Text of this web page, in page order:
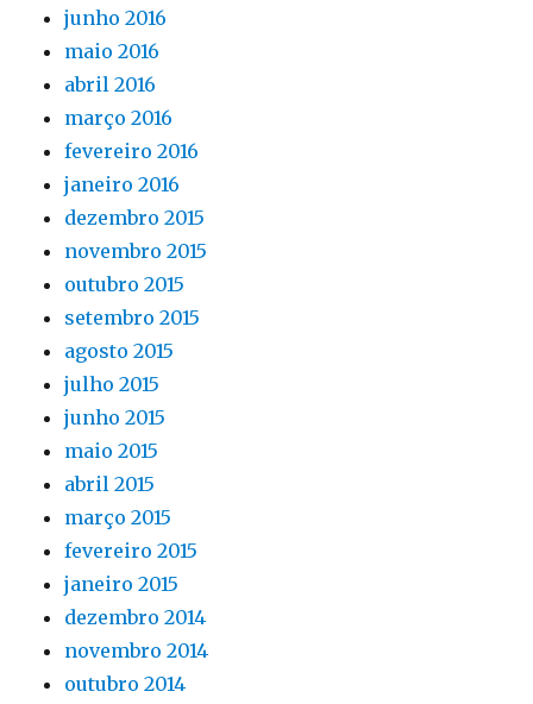
junho 2016
maio 2016
abril 2016
março 2016
fevereiro 2016
janeiro 2016
dezembro 2015
novembro 2015
outubro 2015
setembro 2015
agosto 2015
julho 2015
junho 2015
maio 2015
abril 2015
março 2015
fevereiro 2015
janeiro 2015
dezembro 2014
novembro 2014
outubro 2014